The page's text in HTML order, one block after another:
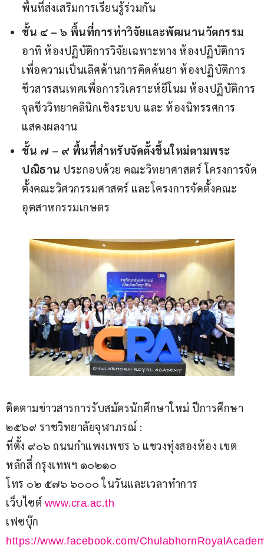
พื้นที่ส่งเสริมการเรียนรู้ร่วมกัน
ชั้น ๔ – ๖ พื้นที่การทำวิจัยและพัฒนานวัตกรรม
อาทิ ห้องปฏิบัติการวิจัยเฉพาะทาง ห้องปฏิบัติการ
เพื่อความเป็นเลิศด้านการคิดค้นยา ห้องปฏิบัติการ
ชีวสารสนเทศเพื่อการวิเคราะห์ยีโนม ห้องปฏิบัติการ
จุลชีววิทยาคลินิกเชิงระบบ และ ห้องนิทรรศการ
แสดงผลงาน
ชั้น ๗ – ๙ พื้นที่สำหรับจัดตั้งขึ้นใหม่ตามพระ
ปณิธาน ประกอบด้วย คณะวิทยาศาสตร์ โครงการจัด
ตั้งคณะวิศวกรรมศาสตร์ และโครงการจัดตั้งคณะ
อุตสาหกรรมเกษตร
ติดตามข่าวสารการรับสมัครนักศึกษาใหม่ ปีการศึกษา
๒๕๖๙ ราชวิทยาลัยจุฬาภรณ์ :
ที่ตั้ง ๙๐๖ ถนนกำแพงเพชร ๖ แขวงทุ่งสองห้อง เขต
หลักสี่ กรุงเทพฯ ๑๐๒๑๐
โทร ๐๒ ๕๗๖ ๖๐๐๐ ในวันและเวลาทำการ
เว็บไซต์ www.cra.ac.th
เฟซบุ๊ก
https://www.facebook.com/